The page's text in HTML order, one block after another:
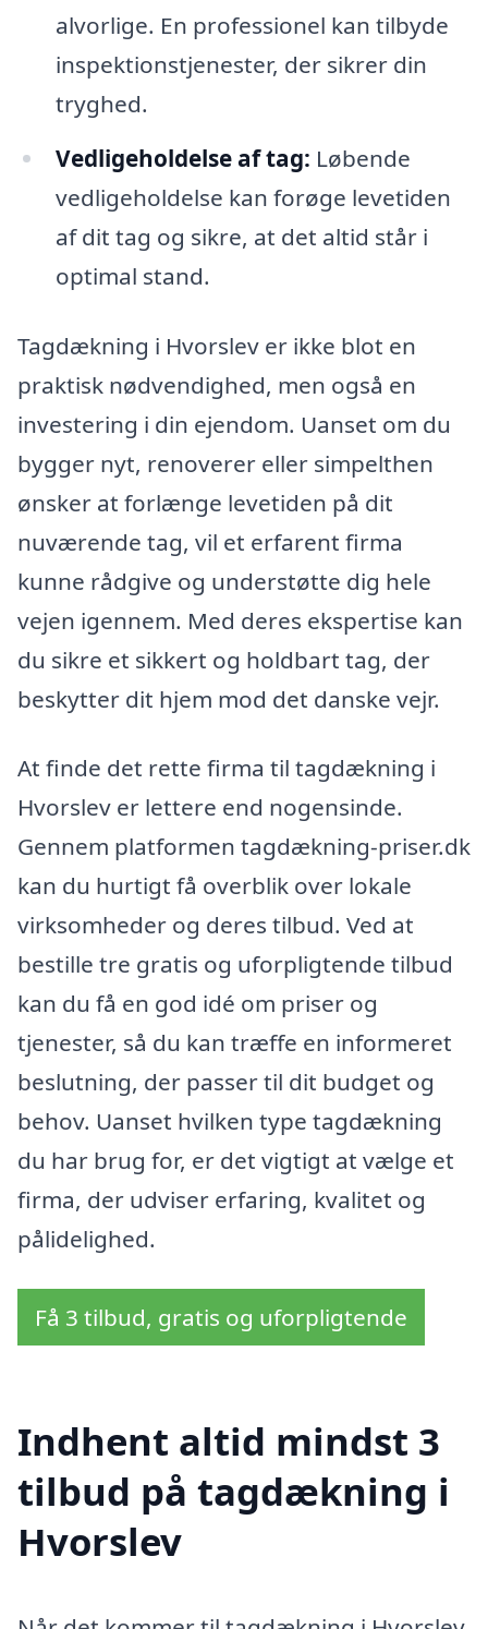
alvorlige. En professionel kan tilbyde
inspektionstjenester, der sikrer din
tryghed.
Vedligeholdelse af tag: Løbende
vedligeholdelse kan forøge levetiden
af dit tag og sikre, at det altid står i
optimal stand.
Tagdækning i Hvorslev er ikke blot en
praktisk nødvendighed, men også en
investering i din ejendom. Uanset om du
bygger nyt, renoverer eller simpelthen
ønsker at forlænge levetiden på dit
nuværende tag, vil et erfarent firma
kunne rådgive og understøtte dig hele
vejen igennem. Med deres ekspertise kan
du sikre et sikkert og holdbart tag, der
beskytter dit hjem mod det danske vejr.
At finde det rette firma til tagdækning i
Hvorslev er lettere end nogensinde.
Gennem platformen tagdækning-priser.dk
kan du hurtigt få overblik over lokale
virksomheder og deres tilbud. Ved at
bestille tre gratis og uforpligtende tilbud
kan du få en god idé om priser og
tjenester, så du kan træffe en informeret
beslutning, der passer til dit budget og
behov. Uanset hvilken type tagdækning
du har brug for, er det vigtigt at vælge et
firma, der udviser erfaring, kvalitet og
pålidelighed.
Få 3 tilbud, gratis og uforpligtende
Indhent altid mindst 3
tilbud på tagdækning i
Hvorslev